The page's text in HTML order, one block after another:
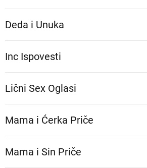
Deda i Unuka
Inc Ispovesti
Lični Sex Oglasi
Mama i Ćerka Priče
Mama i Sin Priče